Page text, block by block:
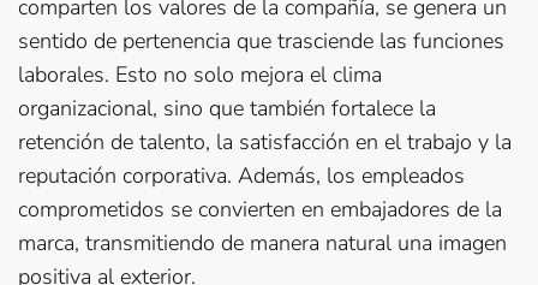
comparten los valores de la compañía, se genera un
sentido de pertenencia que trasciende las funciones
laborales. Esto no solo mejora el clima
organizacional, sino que también fortalece la
retención de talento, la satisfacción en el trabajo y la
reputación corporativa. Además, los empleados
comprometidos se convierten en embajadores de la
marca, transmitiendo de manera natural una imagen
positiva al exterior.